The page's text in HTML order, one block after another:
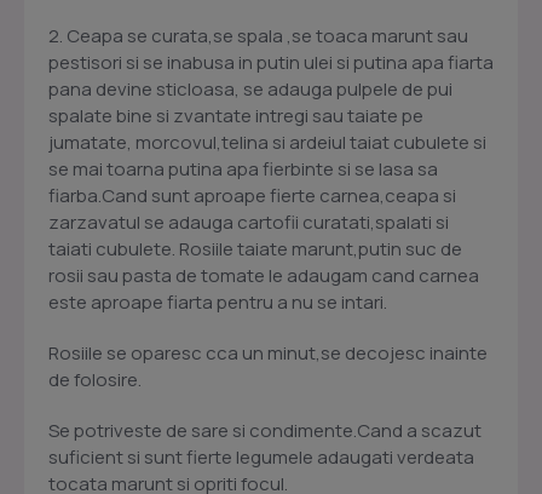
2. Ceapa se curata,se spala ,se toaca marunt sau
pestisori si se inabusa in putin ulei si putina apa fiarta
pana devine sticloasa, se adauga pulpele de pui
spalate bine si zvantate intregi sau taiate pe
jumatate, morcovul,telina si ardeiul taiat cubulete si
se mai toarna putina apa fierbinte si se lasa sa
fiarba.Cand sunt aproape fierte carnea,ceapa si
zarzavatul se adauga cartofii curatati,spalati si
taiati cubulete. Rosiile taiate marunt,putin suc de
rosii sau pasta de tomate le adaugam cand carnea
este aproape fiarta pentru a nu se intari.
Rosiile se oparesc cca un minut,se decojesc inainte
de folosire.
Se potriveste de sare si condimente.Cand a scazut
suficient si sunt fierte legumele adaugati verdeata
tocata marunt si opriti focul.